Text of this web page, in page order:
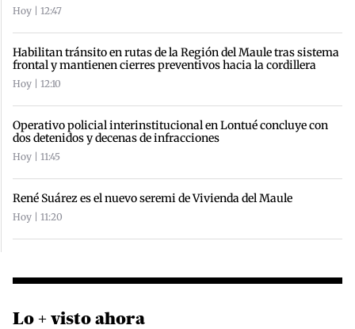
Hoy | 12:47
Habilitan tránsito en rutas de la Región del Maule tras sistema
frontal y mantienen cierres preventivos hacia la cordillera
Hoy | 12:10
Operativo policial interinstitucional en Lontué concluye con
dos detenidos y decenas de infracciones
Hoy | 11:45
René Suárez es el nuevo seremi de Vivienda del Maule
Hoy | 11:20
Lo + visto ahora